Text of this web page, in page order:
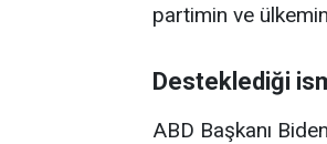
partimin ve ülkemin
Desteklediği
ABD Başkanı